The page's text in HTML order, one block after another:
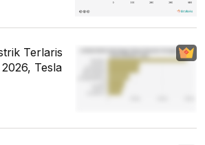
Terlaris
Tesla